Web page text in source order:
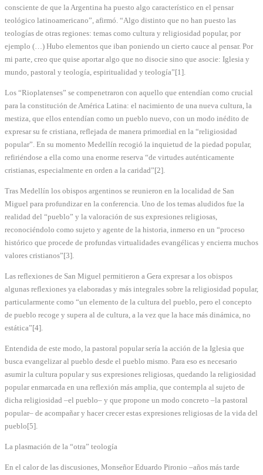
consciente de que la Argentina ha puesto algo característico en el pensar
teológico latinoamericano”, afirmó. “Algo distinto que no han puesto las
teologías de otras regiones: temas como cultura y religiosidad popular, por
ejemplo (…) Hubo elementos que iban poniendo un cierto cauce al pensar. Por
mi parte, creo que quise aportar algo que no disocie sino que asocie: Iglesia y
mundo, pastoral y teología, espiritualidad y teología”[1].
Los “Rioplatenses” se compenetraron con aquello que entendían como crucial
para la constitución de América Latina: el nacimiento de una nueva cultura, la
mestiza, que ellos entendían como un pueblo nuevo, con un modo inédito de
expresar su fe cristiana, reflejada de manera primordial en la “religiosidad
popular”. En su momento Medellín recogió la inquietud de la piedad popular,
refiriéndose a ella como una enorme reserva “de virtudes auténticamente
cristianas, especialmente en orden a la caridad”[2].
Tras Medellín los obispos argentinos se reunieron en la localidad de San
Miguel para profundizar en la conferencia. Uno de los temas aludidos fue la
realidad del “pueblo” y la valoración de sus expresiones religiosas,
reconociéndolo como sujeto y agente de la historia, inmerso en un “proceso
histórico que procede de profundas virtualidades evangélicas y encierra muchos
valores cristianos”[3].
Las reflexiones de San Miguel permitieron a Gera expresar a los obispos
algunas reflexiones ya elaboradas y más integrales sobre la religiosidad popular,
particularmente como “un elemento de la cultura del pueblo, pero el concepto
de pueblo recoge y supera al de cultura, a la vez que la hace más dinámica, no
estática”[4].
Entendida de este modo, la pastoral popular sería la acción de la Iglesia que
busca evangelizar al pueblo desde el pueblo mismo. Para eso es necesario
asumir la cultura popular y sus expresiones religiosas, quedando la religiosidad
popular enmarcada en una reflexión más amplia, que contempla al sujeto de
dicha religiosidad –el pueblo– y que propone un modo concreto –la pastoral
popular– de acompañar y hacer crecer estas expresiones religiosas de la vida del
pueblo[5].
La plasmación de la “otra” teología
En el calor de las discusiones, Monseñor Eduardo Pironio –años más tarde